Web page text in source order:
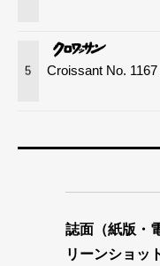
5 Croissant No.
誌面（紙版・
リーンショッ